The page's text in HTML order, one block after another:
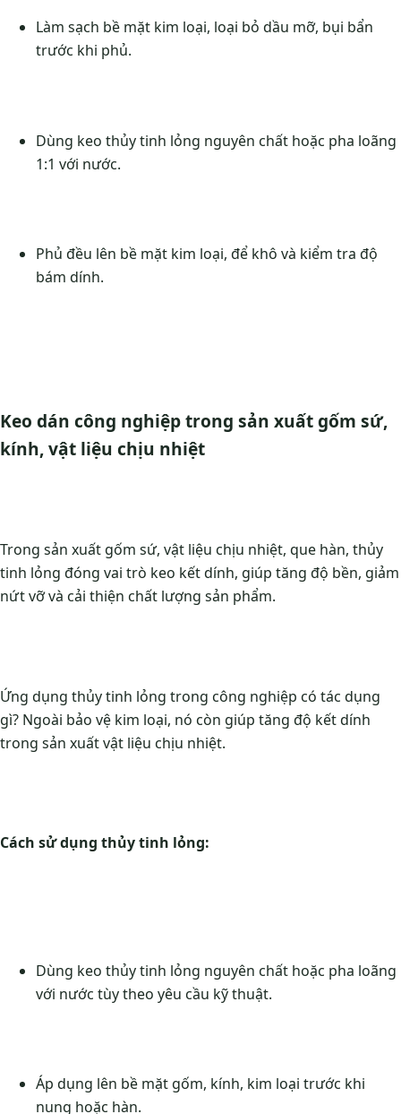
Làm sạch bề mặt kim loại, loại bỏ dầu mỡ, bụi bẩn
trước khi phủ.
Dùng keo thủy tinh lỏng nguyên chất hoặc pha loãng
1:1 với nước.
Phủ đều lên bề mặt kim loại, để khô và kiểm tra độ
bám dính.
Keo dán công nghiệp trong sản xuất gốm sứ,
kính, vật liệu chịu nhiệt
Trong sản xuất gốm sứ, vật liệu chịu nhiệt, que hàn, thủy
tinh lỏng đóng vai trò keo kết dính, giúp tăng độ bền, giảm
nứt vỡ và cải thiện chất lượng sản phẩm.
Ứng dụng thủy tinh lỏng trong công nghiệp có tác dụng
gì? Ngoài bảo vệ kim loại, nó còn giúp tăng độ kết dính
trong sản xuất vật liệu chịu nhiệt.
Cách sử dụng thủy tinh lỏng:
Dùng keo thủy tinh lỏng nguyên chất hoặc pha loãng
với nước tùy theo yêu cầu kỹ thuật.
Áp dụng lên bề mặt gốm, kính, kim loại trước khi
nung hoặc hàn.